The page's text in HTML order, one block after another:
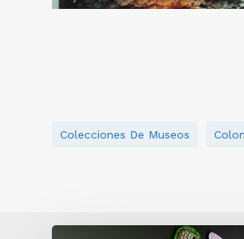
Colecciones De Museos